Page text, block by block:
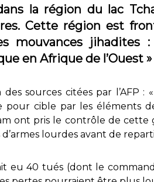
la région du lac
Cette région est
mouvances jihadites
en Afrique de l’Ouest »
des sources citées par l’AFP
pour cible par les éléments
ont pris le contrôle de cette
lourdes avant de
eu 40 tués (dont le